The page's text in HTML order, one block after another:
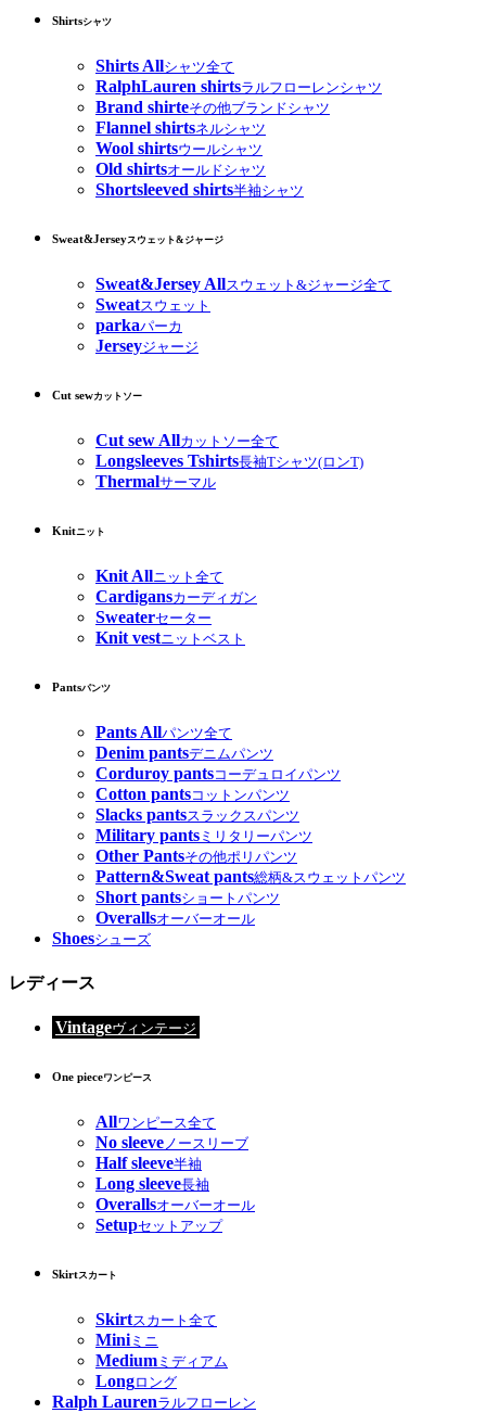
Shirtsシャツ
Shirts Allシャツ全て
RalphLauren shirtsラルフローレンシャツ
Brand shirteその他ブランドシャツ
Flannel shirtsネルシャツ
Wool shirtsウールシャツ
Old shirtsオールドシャツ
Shortsleeved shirts半袖シャツ
Sweat&Jerseyスウェット&ジャージ
Sweat&Jersey Allスウェット&ジャージ全て
Sweatスウェット
parkaパーカ
Jerseyジャージ
Cut sewカットソー
Cut sew Allカットソー全て
Longsleeves Tshirts長袖Tシャツ(ロンT)
Thermalサーマル
Knitニット
Knit Allニット全て
Cardigansカーディガン
Sweaterセーター
Knit vestニットベスト
Pantsパンツ
Pants Allパンツ全て
Denim pantsデニムパンツ
Corduroy pantsコーデュロイパンツ
Cotton pantsコットンパンツ
Slacks pantsスラックスパンツ
Military pants ミリタリーパンツ
Other Pantsその他ポリパンツ
Pattern&Sweat pants総柄&スウェットパンツ
Short pantsショートパンツ
Overallsオーバーオール
Shoesシューズ
レディース
Vintageヴィンテージ
One pieceワンピース
Allワンピース全て
No sleeveノースリーブ
Half sleeve半袖
Long sleeve長袖
Overallsオーバーオール
Setupセットアップ
Skirtスカート
Skirtスカート全て
Miniミニ
Medium ミディアム
Longロング
Ralph Laurenラルフローレン